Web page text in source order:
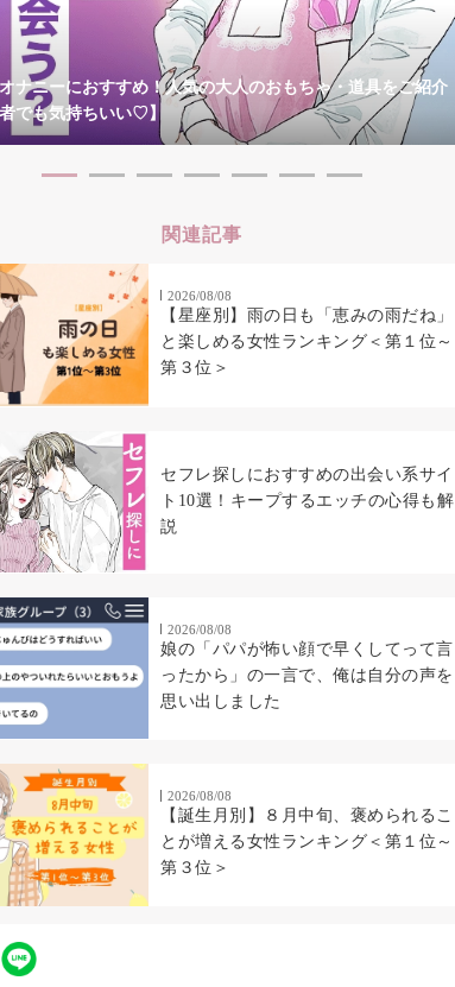
ナニーにおすすめ！人気の大人のおもちゃ・道具をご紹介
者でも気持ちいい♡】
関連記事
2026/08/08
【星座別】雨の日も「恵みの雨だね」
と楽しめる女性ランキング＜第１位～
第３位＞
セフレ探しにおすすめの出会い系サイ
ト10選！キープするエッチの心得も解
説
2026/08/08
娘の「パパが怖い顔で早くしてって言
ったから」の一言で、俺は自分の声を
思い出しました
2026/08/08
【誕生月別】８月中旬、褒められるこ
とが増える女性ランキング＜第１位～
第３位＞